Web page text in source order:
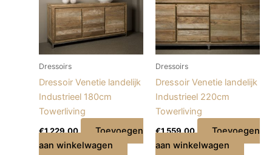
Dressoirs
Dressoir Venetie landelijk
Industrieel 180cm
Towerliving
€1.229,00
Toevoegen
aan winkelwagen
Dressoirs
Dressoir Venetie landelijk
Industrieel 220cm
Towerliving
€1.559,00
Toevoegen
aan winkelwagen